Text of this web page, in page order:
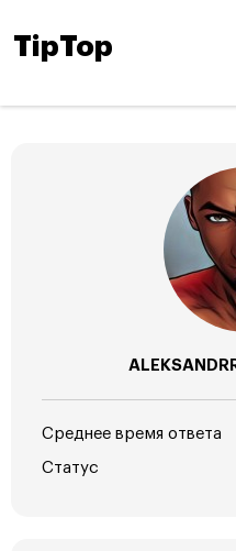
TipTop
Среднее время ответа
Статус